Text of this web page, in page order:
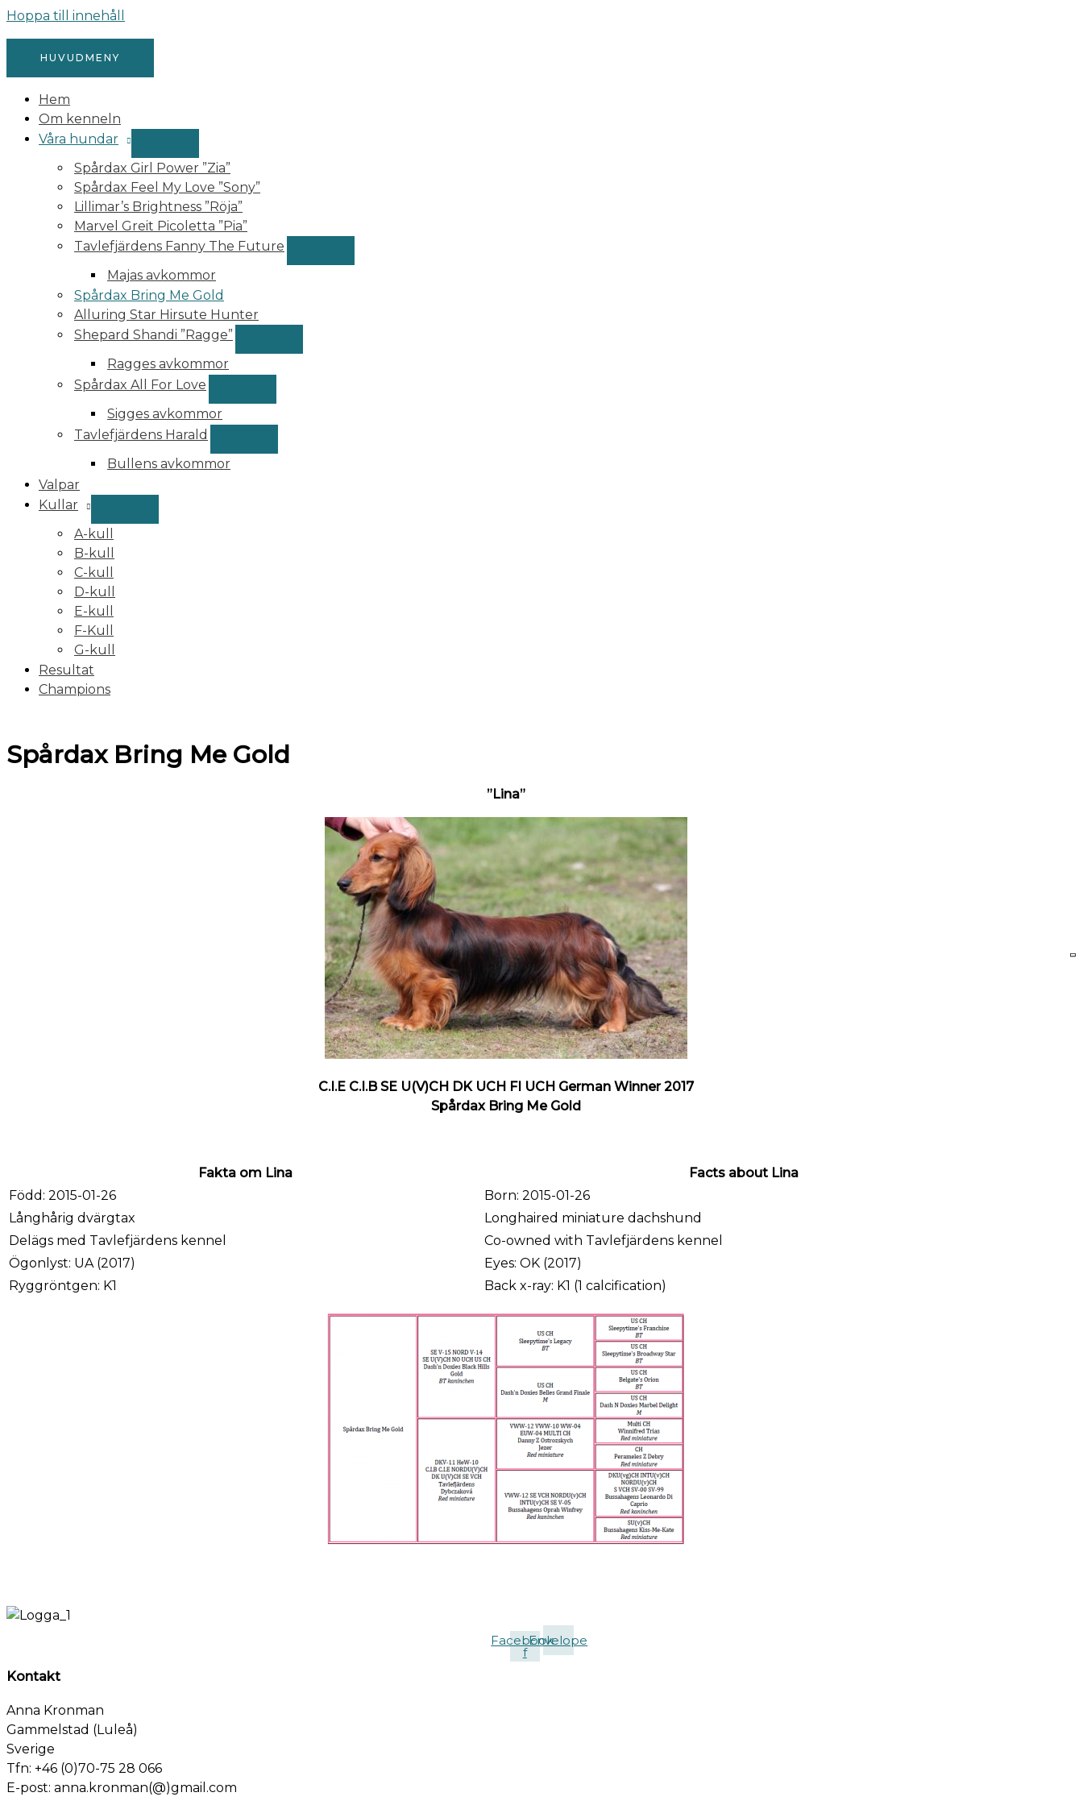
Hoppa till innehåll
HUVUDMENY
Hem
Om kenneln
Våra hundar
Spårdax Girl Power ”Zia”
Spårdax Feel My Love ”Sony”
Lillimar’s Brightness ”Röja”
Marvel Greit Picoletta ”Pia”​
Tavlefjärdens Fanny The Future
Majas avkommor
Spårdax Bring Me Gold
Alluring Star Hirsute Hunter
Shepard Shandi ”Ragge”
Ragges avkommor
Spårdax All For Love
Sigges avkommor
Tavlefjärdens Harald
Bullens avkommor
Valpar
Kullar
A-kull
B-kull
C-kull
D-kull
E-kull
F-Kull
G-kull
Resultat
Champions
Spårdax Bring Me Gold
”Lina”
C.I.E C.I.B SE U(V)CH DK UCH FI UCH German Winner 2017
Spårdax Bring Me Gold
Fakta om Lina
Facts about Lina
Född: 2015-01-26
Born: 2015-01-26
Långhårig dvärgtax
Longhaired miniature dachshund
Delägs med Tavlefjärdens kennel
Co-owned with Tavlefjärdens kennel
Ögonlyst: UA (2017)
Eyes: OK (2017)
Ryggröntgen: K1
Back x-ray: K1 (1 calcification)
Facebook-
f
Envelope
Kontakt
Anna Kronman
Gammelstad (Luleå)
Sverige
Tfn: +46 (0)70-75 28 066
E-post: anna.kronman(@)gmail.com